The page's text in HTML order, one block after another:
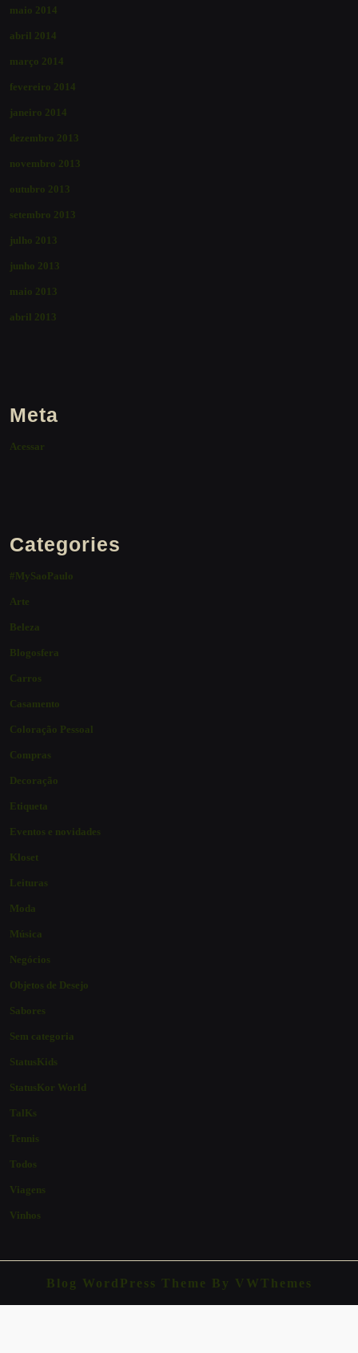
maio 2014
abril 2014
março 2014
fevereiro 2014
janeiro 2014
dezembro 2013
novembro 2013
outubro 2013
setembro 2013
julho 2013
junho 2013
maio 2013
abril 2013
Meta
Acessar
Categories
#MySaoPaulo
Arte
Beleza
Blogosfera
Carros
Casamento
Coloração Pessoal
Compras
Decoração
Etiqueta
Eventos e novidades
Kloset
Leituras
Moda
Música
Negócios
Objetos de Desejo
Sabores
Sem categoria
StatusKids
StatusKor World
TalKs
Tennis
Todos
Viagens
Vinhos
Blog WordPress Theme By VWThemes